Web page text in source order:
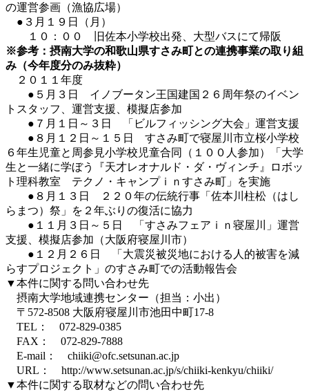
の運営参画（漁協広場）
●３月１９日（月）
１０：００ 旧佐本小学校出発、大型バスにて帰阪
※参考：摂南大学の和歌山県すさみ町との連携事業の取り組
み（今年度分のみ抜粋）
２０１１年度
●５月３日 イノブータン王国建国２６周年祭のイベン
トスタッフ、運営支援、模擬店参加
●７月１日～３日 「ビルフィッシング大会」運営支援
●８月１２日～１５日 すさみ町で寝屋川市立桜小学校
６年生児童と周参見小学校児童合同（１００人参加）「大学
生と一緒に学ぼう『天才レオナルド・ダ・ヴィンチ』ロボッ
ト理科教室 テクノ・キャンプｉｎすさみ町」を実施
●８月１３日 ２２０年の伝統行事「佐本川柱松（はし
らまつ）祭」を２年ぶりの復活に協力
●１１月３日～５日 「すさみフェアｉｎ寝屋川」運営
支援、模擬店参加（大阪府寝屋川市）
●１２月２６日 「大震災被災地における人的被害を減
らすプロジェクト」のすさみ町での活動報告会
▼本件に関する問い合わせ先
摂南大学地域連携センター（担当：小出）
〒572-8508 大阪府寝屋川市池田中町17-8
TEL： 072-829-0385
FAX： 072-829-7888
E-mail： chiiki@ofc.setsunan.ac.jp
URL： http://www.setsunan.ac.jp/s/chiiki-kenkyu/chiiki/
▼本件に関する取材などの問い合わせ先